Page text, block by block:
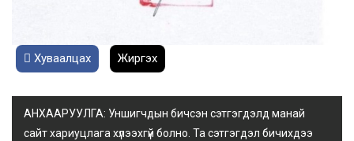
Хуваалцах Жиргэх
АНХААРУУЛГА: Уншигчдын бичсэн сэтгэгдэлд манай
сайт хариуцлага хүлээхгүй болно. Та сэтгэгдэл бичихдээ